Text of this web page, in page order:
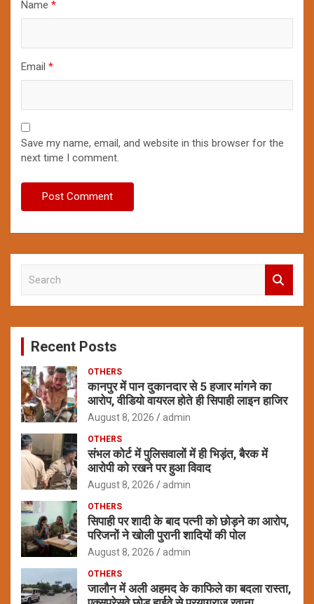
Name *
Email *
Save my name, email, and website in this browser for the
next time I comment.
c
Recent Posts
OTHERS
कानपुर में पान दुकानदार से 5 हजार मांगने का
आरोप, वीडियो वायरल होते ही सिपाही लाइन हाजिर
August 8, 2026 admin
OTHERS
संभल कोर्ट में पुलिसवालों में ही भिड़ंत, बैरक में
आरोपी को रखने पर हुआ विवाद
August 8, 2026 admin
OTHERS
सिपाही पर शादी के बाद पत्नी को छोड़ने का आरोप,
परिजनों ने खोली पुरानी शादियों की पोल
August 8, 2026 admin
OTHERS
जालौन में अली अहमद के काफिले का बदला रास्ता,